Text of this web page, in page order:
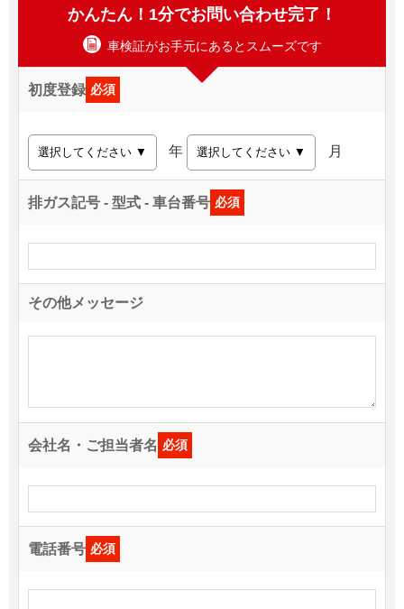
かんたん！1分でお問い合わせ完了！
車検証がお手元にあるとスムーズです
初度登録 必須
年 月
排ガス記号 - 型式 - 車台番号 必須
その他メッセージ
会社名・ご担当者名 必須
電話番号 必須